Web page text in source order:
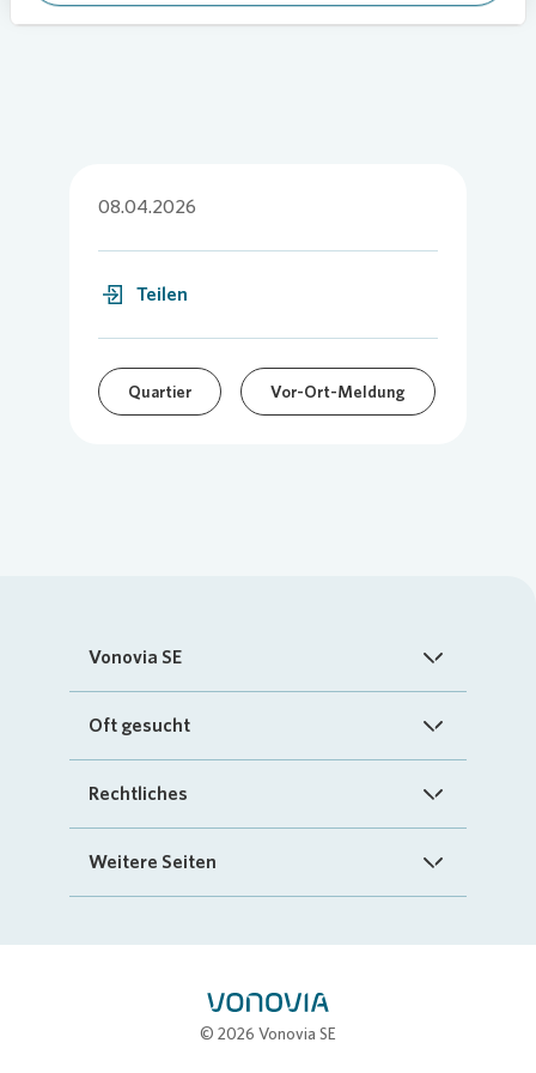
Bild:Vonovia
08.04.2026
Teilen
Quartier Vor-Ort-Meldung
Vonovia SE
Startseite
Investoren
Presse
Oft gesucht
FAQ
„Mein Vonovia“ App
Mein Zuhause
Rechtliches
Impressum
Weitere Seiten
© 2026 Vonovia SE